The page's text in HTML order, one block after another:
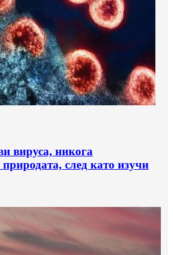
вируса, никога
след като изучи